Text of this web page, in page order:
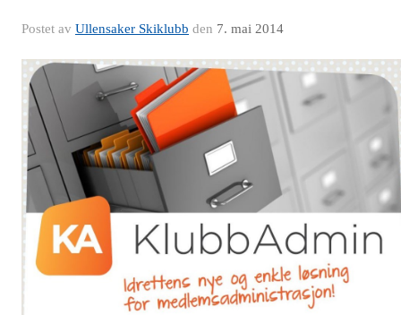
Postet av Ullensaker Skiklubb den 7. mai 2014